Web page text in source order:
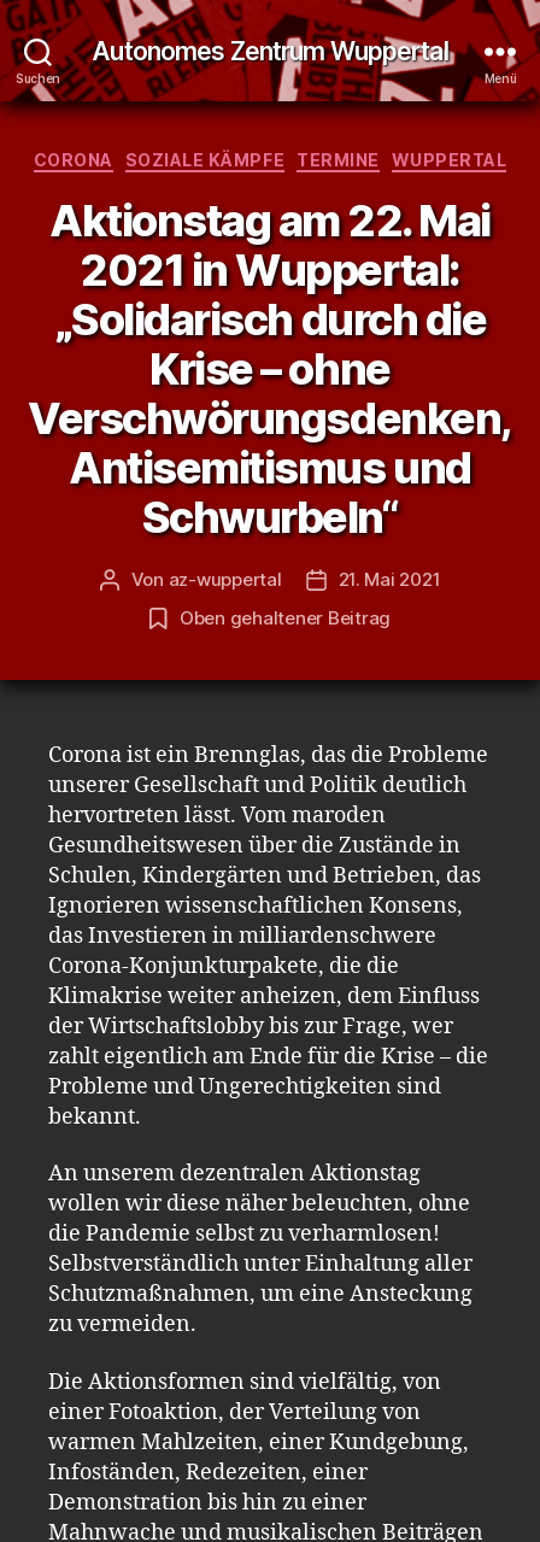
Suchen
Autonomes Zentrum Wuppertal
Menü
Kategorien
CORONA SOZIALE KÄMPFE TERMINE WUPPERTAL
Aktionstag am 22. Mai
2021 in Wuppertal:
„Solidarisch durch die
Krise – ohne
Verschwörungsdenken,
Antisemitismus und
Schwurbeln“
Beitragsautor
Von az-wuppertal Veröffentlichungsdatum
21. Mai 2021
Oben gehaltener Beitrag
Corona ist ein Brennglas, das die Probleme
unserer Gesellschaft und Politik deutlich
hervortreten lässt. Vom maroden
Gesundheitswesen über die Zustände in
Schulen, Kindergärten und Betrieben, das
Ignorieren wissenschaftlichen Konsens,
das Investieren in milliardenschwere
Corona-Konjunkturpakete, die die
Klimakrise weiter anheizen, dem Einfluss
der Wirtschaftslobby bis zur Frage, wer
zahlt eigentlich am Ende für die Krise – die
Probleme und Ungerechtigkeiten sind
bekannt.
An unserem dezentralen Aktionstag
wollen wir diese näher beleuchten, ohne
die Pandemie selbst zu verharmlosen!
Selbstverständlich unter Einhaltung aller
Schutzmaßnahmen, um eine Ansteckung
zu vermeiden.
Die Aktionsformen sind vielfältig, von
einer Fotoaktion, der Verteilung von
warmen Mahlzeiten, einer Kundgebung,
Infoständen, Redezeiten, einer
Demonstration bis hin zu einer
Mahnwache und musikalischen Beiträgen